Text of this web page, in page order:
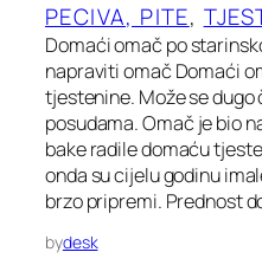
PECIVA, PITE,
Domaći omač po
napraviti omač Domaći
tjestenine. Može se
posudama. Omač je bio
bake radile domaću
onda su cijelu godinu
brzo pripremi. Prednost
bydesk